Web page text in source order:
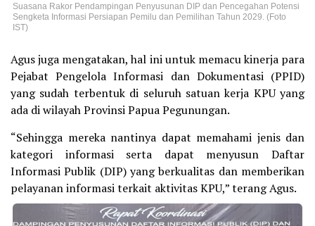
Suasana Rakor Pendampingan Penyusunan DIP dan Pencegahan Potensi
Sengketa Informasi Persiapan Pemilu dan Pemilihan Tahun 2029. (Foto
IST)
Agus juga mengatakan, hal ini untuk memacu kinerja para
Pejabat Pengelola Informasi dan Dokumentasi (PPID)
yang sudah terbentuk di seluruh satuan kerja KPU yang
ada di wilayah Provinsi Papua Pegunungan.
“Sehingga mereka nantinya dapat memahami jenis dan
kategori informasi serta dapat menyusun Daftar
Informasi Publik (DIP) yang berkualitas dan memberikan
pelayanan informasi terkait aktivitas KPU,” terang Agus.